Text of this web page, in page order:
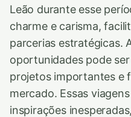
Leão durante esse
charme e carisma,
parcerias estratégicas.
oportunidades pode
projetos importantes e
mercado. Essas
inspirações